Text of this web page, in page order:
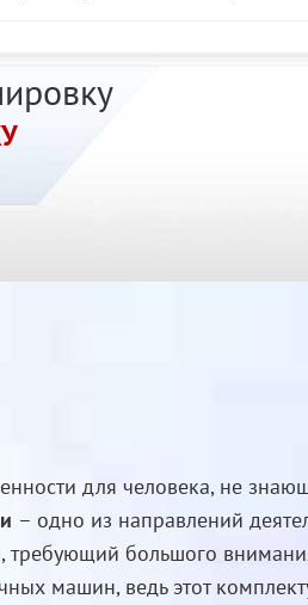
для человека, не
– одно из направлений
требующий большого
машин, ведь этот